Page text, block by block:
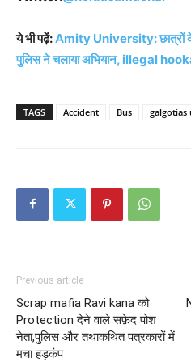
ये भी पढ़ें:Amity University: छात्रों के
पुलिस ने चलाया अभियान, illegal
TAGS Accident Bus galgotias
Previous article
Scrap mafia Ravi kana को
Protection देने वाले सफ़ेद पोश
नेता,पुलिस और तथाकथित पत्रकारों में
मचा हड़कंप